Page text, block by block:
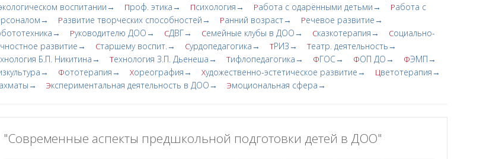
воспитании→
Проф. этика→ Психология→ Работа с одарёнными детьми→ Работа с
Развитие творческих cпoсобностей→ Ранний возраст→ Речевое развитие→
Руководителю ДОО→ СДВГ→ Семейные клубы в ДОО→ Сказкотерапия→ Социально-
развитие→
Старшему воспит.→ Сурдопедагогика→ ТРИЗ→ Театр. деятельность→
Б.П. Никитина→ Технология З.П. Дьенеша→ Тифлопедагогика→ ФГОС→ ФОП ДО→ ФЭМП→
Фототерапия→ Хореография→ Художественно-эстетическое развитие→ Цветотерапия→
ахматы→ Экспериментальная деятельность в ДОО→ Эмоциональная сфера→
"Современные аспекты предшкольной подготовки детей в ДОО"